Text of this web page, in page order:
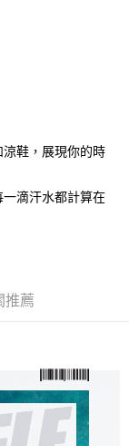
。 讓您購物簡單
AFTEE先享後付」
成。
要取消訂單，請聯絡
需透過AFTEE先享
「AFTEE先享後付
home
後付」服務完成之交
鞋，展現你的時
滴汗水都計算在
推薦